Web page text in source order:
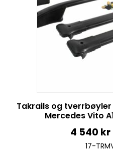
Takrails og
Mercedes Vito
4 540 kr
17-